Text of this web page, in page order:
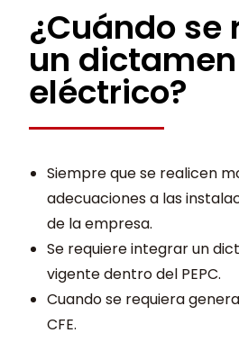
¿Cuándo se
un dictamen
eléctrico?
Siempre que se realicen
adecuaciones a las
de la empresa.
Se requiere integrar un
vigente dentro del PEPC.
Cuando se requiera
CFE.